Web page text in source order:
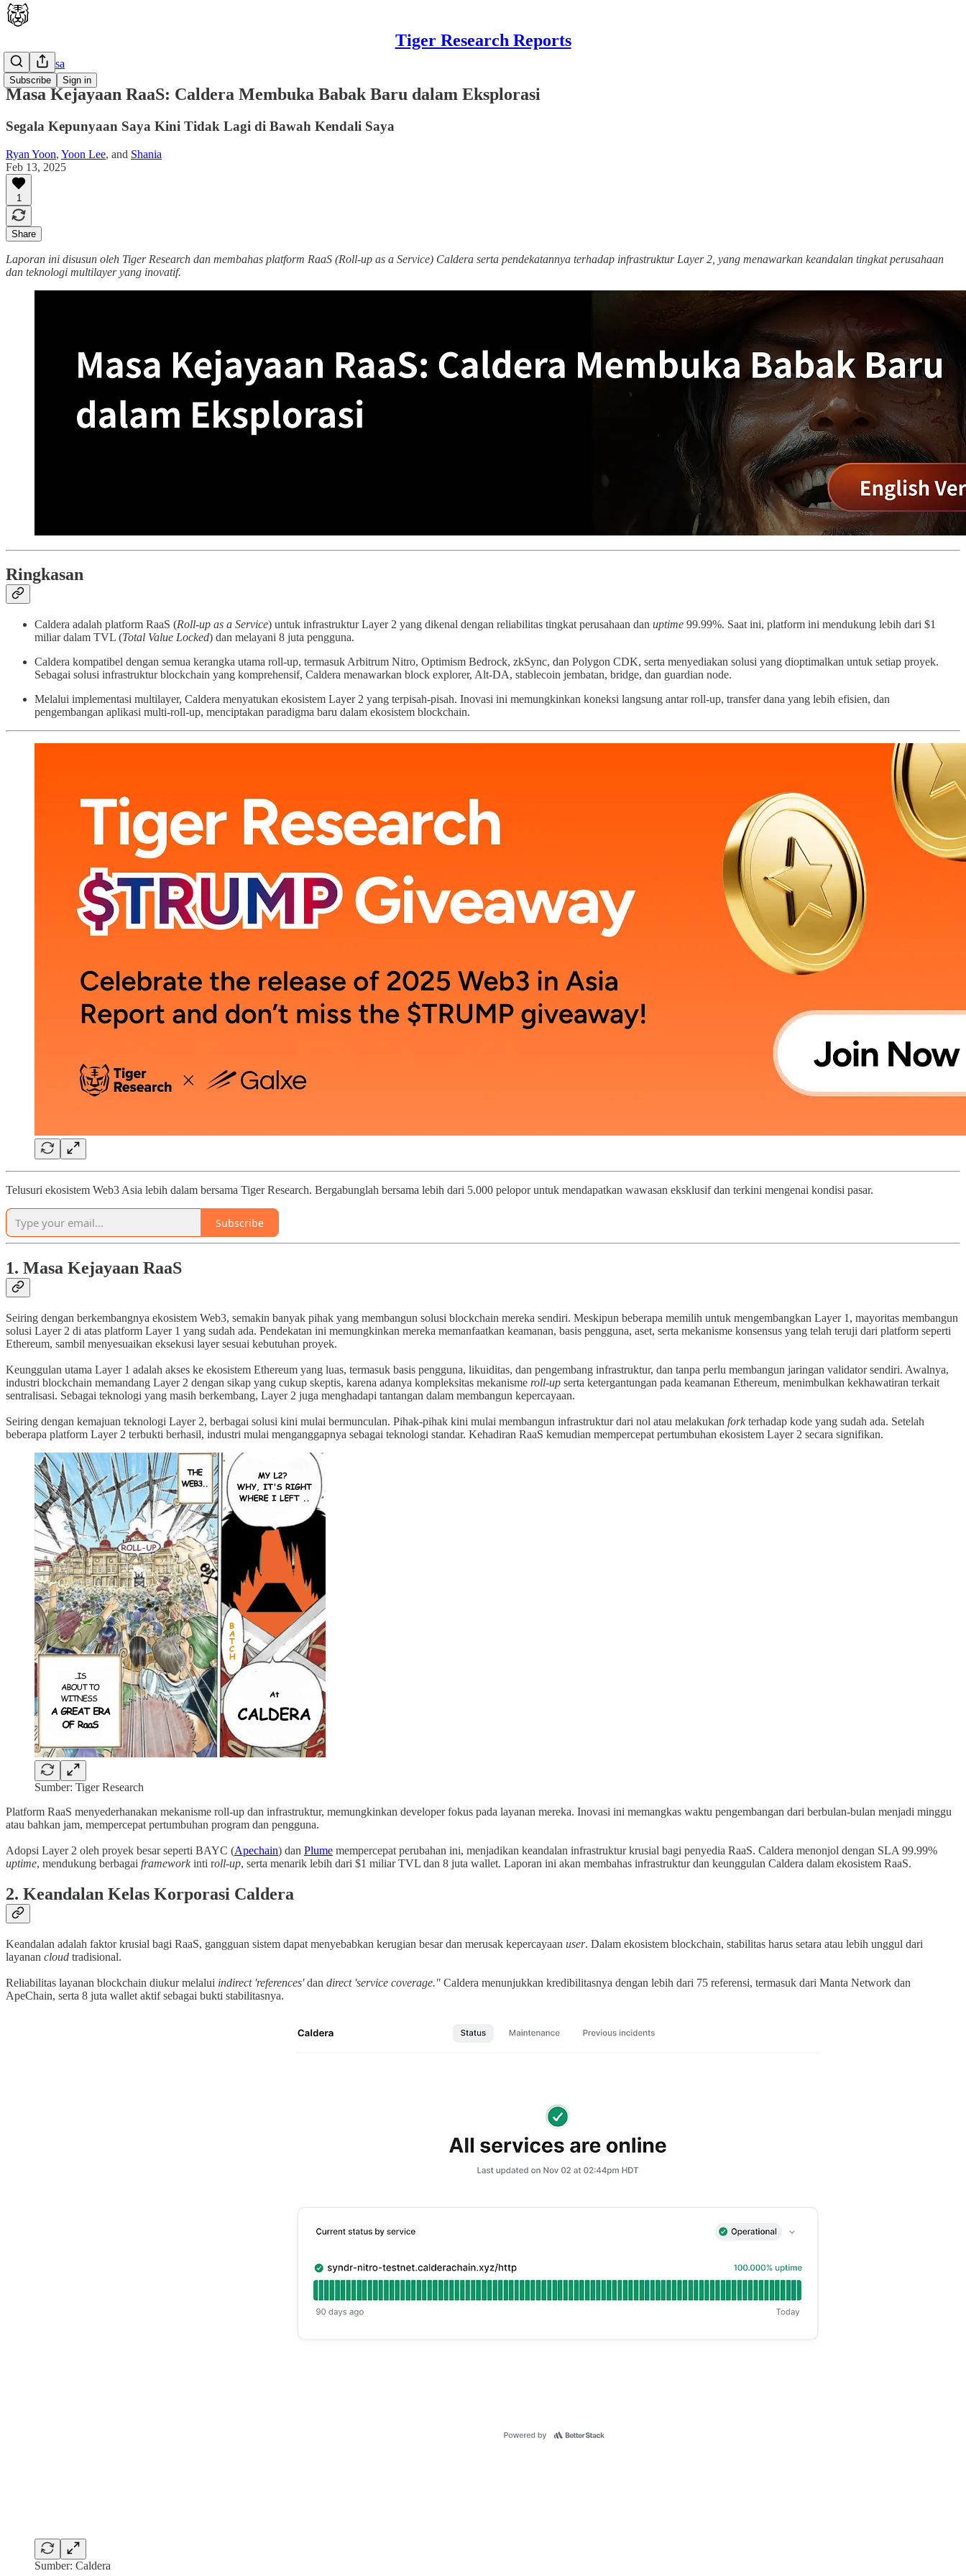
Tiger Research Reports
Subscribe Sign in
🇮🇩 Bahasa
Masa Kejayaan RaaS: Caldera Membuka Babak Baru dalam Eksplorasi
Segala Kepunyaan Saya Kini Tidak Lagi di Bawah Kendali Saya
Ryan Yoon, Yoon Lee, and Shania
Feb 13, 2025
1
Share
Laporan ini disusun oleh Tiger Research dan membahas platform RaaS (Roll-up as a Service) Caldera serta pendekatannya terhadap infrastruktur Layer 2, yang menawarkan keandalan tingkat perusahaan
dan teknologi multilayer yang inovatif.
Ringkasan
Caldera adalah platform RaaS (Roll-up as a Service) untuk infrastruktur Layer 2 yang dikenal dengan reliabilitas tingkat perusahaan dan uptime 99.99%. Saat ini, platform ini mendukung lebih dari $1
miliar dalam TVL (Total Value Locked) dan melayani 8 juta pengguna.
Caldera kompatibel dengan semua kerangka utama roll-up, termasuk Arbitrum Nitro, Optimism Bedrock, zkSync, dan Polygon CDK, serta menyediakan solusi yang dioptimalkan untuk setiap proyek.
Sebagai solusi infrastruktur blockchain yang komprehensif, Caldera menawarkan block explorer, Alt-DA, stablecoin jembatan, bridge, dan guardian node.
Melalui implementasi multilayer, Caldera menyatukan ekosistem Layer 2 yang terpisah-pisah. Inovasi ini memungkinkan koneksi langsung antar roll-up, transfer dana yang lebih efisien, dan
pengembangan aplikasi multi-roll-up, menciptakan paradigma baru dalam ekosistem blockchain.
Telusuri ekosistem Web3 Asia lebih dalam bersama Tiger Research. Bergabunglah bersama lebih dari 5.000 pelopor untuk mendapatkan wawasan eksklusif dan terkini mengenai kondisi pasar.
Subscribe
1. Masa Kejayaan RaaS
Seiring dengan berkembangnya ekosistem Web3, semakin banyak pihak yang membangun solusi blockchain mereka sendiri. Meskipun beberapa memilih untuk mengembangkan Layer 1, mayoritas membangun
solusi Layer 2 di atas platform Layer 1 yang sudah ada. Pendekatan ini memungkinkan mereka memanfaatkan keamanan, basis pengguna, aset, serta mekanisme konsensus yang telah teruji dari platform seperti
Ethereum, sambil menyesuaikan eksekusi layer sesuai kebutuhan proyek.
Keunggulan utama Layer 1 adalah akses ke ekosistem Ethereum yang luas, termasuk basis pengguna, likuiditas, dan pengembang infrastruktur, dan tanpa perlu membangun jaringan validator sendiri. Awalnya,
industri blockchain memandang Layer 2 dengan sikap yang cukup skeptis, karena adanya kompleksitas mekanisme roll-up serta ketergantungan pada keamanan Ethereum, menimbulkan kekhawatiran terkait
sentralisasi. Sebagai teknologi yang masih berkembang, Layer 2 juga menghadapi tantangan dalam membangun kepercayaan.
Seiring dengan kemajuan teknologi Layer 2, berbagai solusi kini mulai bermunculan. Pihak-pihak kini mulai membangun infrastruktur dari nol atau melakukan forkterhadap kode yang sudah ada. Setelah
beberapa platform Layer 2 terbukti berhasil, industri mulai menganggapnya sebagai teknologi standar. Kehadiran RaaS kemudian mempercepat pertumbuhan ekosistem Layer 2 secara signifikan.
Sumber: Tiger Research
Platform RaaS menyederhanakan mekanisme roll-up dan infrastruktur, memungkinkan developer fokus pada layanan mereka. Inovasi ini memangkas waktu pengembangan dari berbulan-bulan menjadi minggu
atau bahkan jam, mempercepat pertumbuhan program dan pengguna.
Adopsi Layer 2 oleh proyek besar seperti BAYC (Apechain) dan Plume mempercepat perubahan ini, menjadikan keandalan infrastruktur krusial bagi penyedia RaaS. Caldera menonjol dengan SLA 99.99%
uptime, mendukung berbagai frameworkinti roll-up, serta menarik lebih dari $1 miliar TVL dan 8 juta wallet. Laporan ini akan membahas infrastruktur dan keunggulan Caldera dalam ekosistem RaaS.
2. Keandalan Kelas Korporasi Caldera
Keandalan adalah faktor krusial bagi RaaS, gangguan sistem dapat menyebabkan kerugian besar dan merusak kepercayaan user. Dalam ekosistem blockchain, stabilitas harus setara atau lebih unggul dari
layanan cloud tradisional.
Reliabilitas layanan blockchain diukur melalui indirect 'references'dan direct 'service coverage." Caldera menunjukkan kredibilitasnya dengan lebih dari 75 referensi, termasuk dari Manta Network dan
ApeChain, serta 8 juta wallet aktif sebagai bukti stabilitasnya.
Sumber: Caldera